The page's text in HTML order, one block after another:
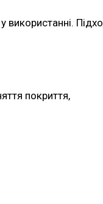
використанні.
покриття,